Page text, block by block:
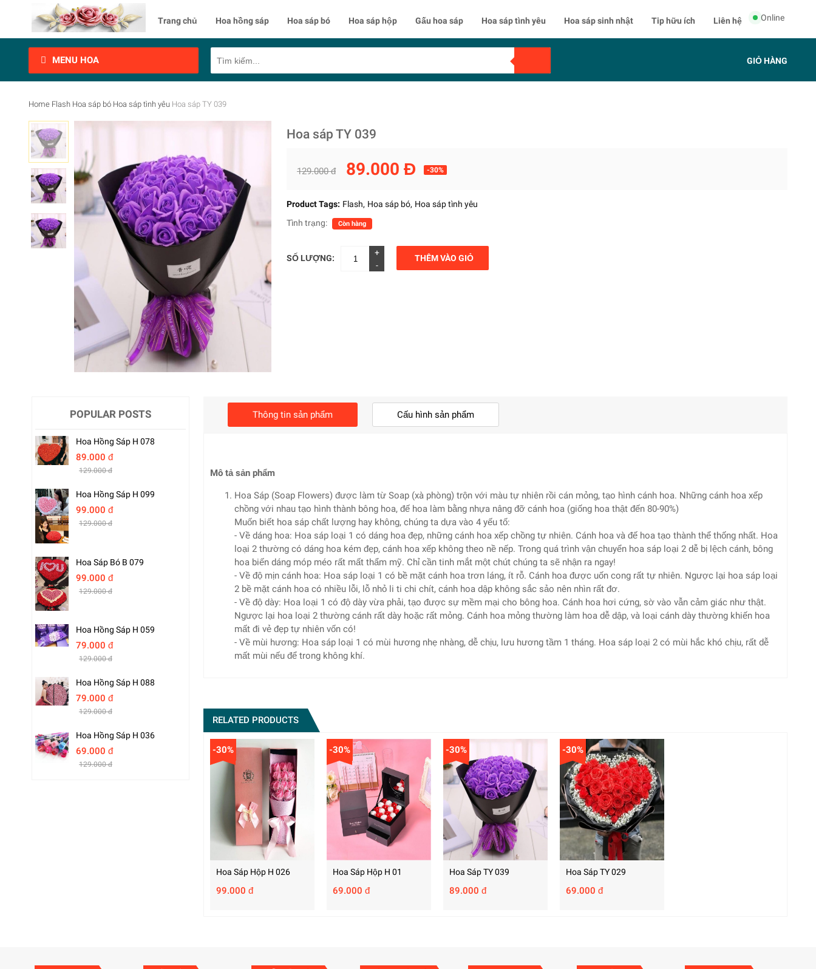
Trang chủ Hoa hồng sáp Hoa sáp bó Hoa sáp hộp Gấu hoa sáp Hoa sáp tình yêu Hoa sáp sinh nhật Tip hữu ích Liên hệ Online
MENU HOA GIỎ HÀNG
Home Flash Hoa sáp bó Hoa sáp tình yêu Hoa sáp TY 039
Hoa sáp TY 039
129.000 đ 89.000 Đ -30%
Product Tags: Flash Hoa sáp bó Hoa sáp tình yêu
Tình trạng:
Còn hàng
SỐ LƯỢNG:
+
-
THÊM VÀO GIỎ
Thông tin sản phẩm Cấu hình sản phẩm
Mô tả sản phẩm
Hoa Sáp (Soap Flowers) được làm từ Soap (xà phòng) trộn với màu tự nhiên rồi cán mỏng, tạo hình cánh hoa. Những cánh hoa xếp
chồng với nhau tạo hình thành bông hoa, đế hoa làm bằng nhựa nâng đỡ cánh hoa (giống hoa thật đến 80-90%)
Muốn biết hoa sáp chất lượng hay không, chúng ta dựa vào 4 yếu tố:
- Về dáng hoa: Hoa sáp loại 1 có dáng hoa đẹp, những cánh hoa xếp chồng tự nhiên. Cánh hoa và đế hoa tạo thành thể thống nhất. Hoa
loại 2 thường có dáng hoa kém đẹp, cánh hoa xếp không theo nề nếp. Trong quá trình vận chuyển hoa sáp loại 2 dễ bị lệch cánh, bông
hoa biến dáng móp méo rất mất thẩm mỹ. Chỉ cần tinh mắt một chút chúng ta sẽ nhận ra ngay!
- Về độ mịn cánh hoa: Hoa sáp loại 1 có bề mặt cánh hoa trơn láng, ít rỗ. Cánh hoa được uốn cong rất tự nhiên. Ngược lại hoa sáp loại
2 bề mặt cánh hoa có nhiều lỗi, lỗ nhỏ li ti chi chít, cánh hoa dập không sắc sảo nên nhìn rất đơ.
- Về độ dày: Hoa loại 1 có độ dày vừa phải, tạo được sự mềm mại cho bông hoa. Cánh hoa hơi cứng, sờ vào vẫn cảm giác như thật.
Ngược lại hoa loại 2 thường cánh rất dày hoặc rất mỏng. Cánh hoa mỏng thường làm hoa dễ dập, và loại cánh dày thường khiến hoa
mất đi vẻ đẹp tự nhiên vốn có!
- Về mùi hương: Hoa sáp loại 1 có mùi hương nhẹ nhàng, dễ chịu, lưu hương tầm 1 tháng. Hoa sáp loại 2 có mùi hắc khó chịu, rất dễ
mất mùi nếu để trong không khí.
POPULAR POSTS
Hoa Hồng Sáp H 078
89.000 đ
129.000 đ
Hoa Hồng Sáp H 099
99.000 đ
129.000 đ
Hoa Sáp Bó B 079
99.000 đ
129.000 đ
Hoa Hồng Sáp H 059
79.000 đ
129.000 đ
Hoa Hồng Sáp H 088
79.000 đ
129.000 đ
Hoa Hồng Sáp H 036
69.000 đ
129.000 đ
RELATED PRODUCTS
-30%
Hoa Sáp Hộp H 026
99.000 đ
-30%
Hoa Sáp Hộp H 01
69.000 đ
-30%
Hoa Sáp TY 039
89.000 đ
-30%
Hoa Sáp TY 029
69.000 đ